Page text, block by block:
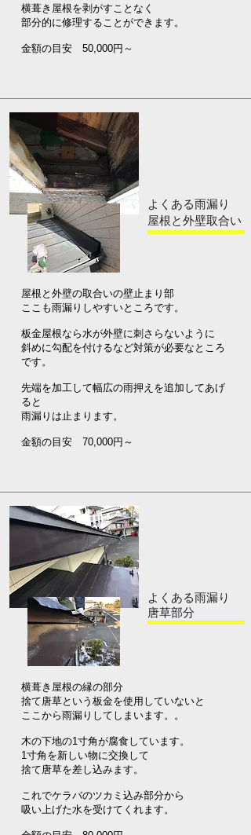
横葺き屋根を剥がすことなく
​部分的に修理することができます。
​金額の目安 50,000円～
よくある雨漏り
​屋根と外壁取合い
屋根と外壁の取合いの壁止まり部
ここも雨漏りしやすいところです。
板金屋根なら水が外壁に刺さらないように
斜めに勾配を付けるなど対策が必要なところ
です。
先端を加工して幅広の雨押えを追加してあげ
ると
雨漏りは止まります。
​金額の目安 70,000円～
よくある雨漏り
唐草部分
横葺き屋根の縁の部分
捨て唐草という板金を使用していないと
ここから雨漏りしてしまいます。。
木の下地の1寸角が腐食しています。
1寸角を新しい物に交換して
捨て唐草を差し込みます。
これでケラバのツカミ込み部分から
吸い上げた水を受けてくれます。